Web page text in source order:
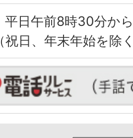
平日午前8時30分か
（祝日、年末年始を除